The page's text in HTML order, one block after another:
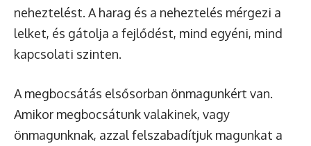
neheztelést. A harag és a neheztelés mérgezi a
lelket, és gátolja a fejlődést, mind egyéni, mind
kapcsolati szinten.
A megbocsátás elsősorban önmagunkért van.
Amikor megbocsátunk valakinek, vagy
önmagunknak, azzal felszabadítjuk magunkat a